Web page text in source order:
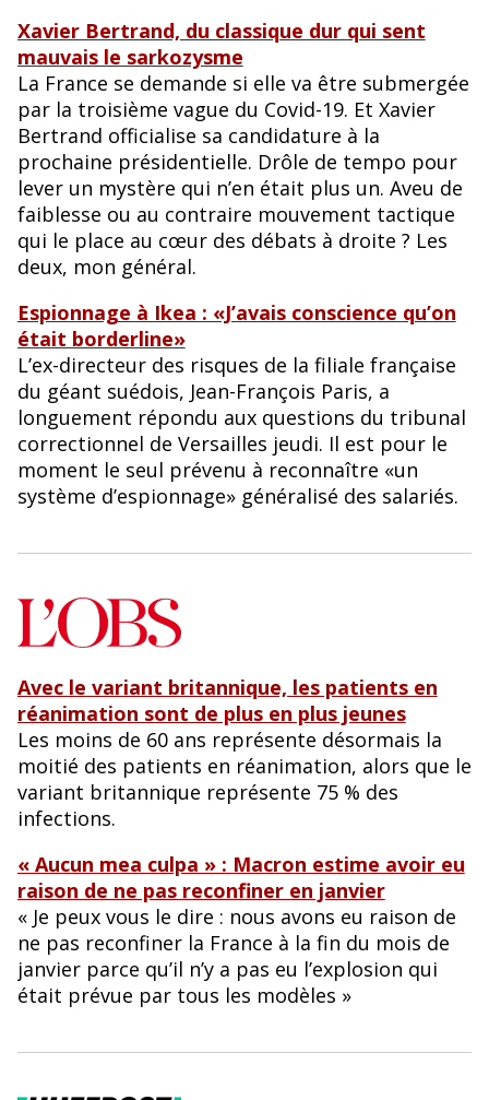
Xavier Bertrand, du classique dur qui sent
mauvais le sarkozysme
La France se demande si elle va être submergée
par la troisième vague du Covid-19. Et Xavier
Bertrand officialise sa candidature à la
prochaine présidentielle. Drôle de tempo pour
lever un mystère qui n’en était plus un. Aveu de
faiblesse ou au contraire mouvement tactique
qui le place au cœur des débats à droite ? Les
deux, mon général.
Espionnage à Ikea : «J’avais conscience qu’on
était borderline»
L’ex-directeur des risques de la filiale française
du géant suédois, Jean-François Paris, a
longuement répondu aux questions du tribunal
correctionnel de Versailles jeudi. Il est pour le
moment le seul prévenu à reconnaître «un
système d’espionnage» généralisé des salariés.
Avec le variant britannique, les patients en
réanimation sont de plus en plus jeunes
Les moins de 60 ans représente désormais la
moitié des patients en réanimation, alors que le
variant britannique représente 75 % des
infections.
« Aucun mea culpa » : Macron estime avoir eu
raison de ne pas reconfiner en janvier
« Je peux vous le dire : nous avons eu raison de
ne pas reconfiner la France à la fin du mois de
janvier parce qu’il n’y a pas eu l’explosion qui
était prévue par tous les modèles »